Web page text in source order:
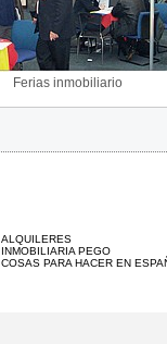
Ferias inmobiliario
ALQUILERES
INMOBILIARIA PEGO
COSAS PARA HACER EN